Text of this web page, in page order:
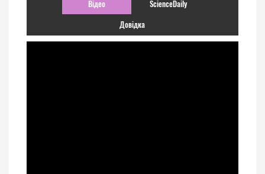
Відео ScienceDaily
Довідка